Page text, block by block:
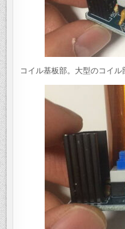
コイル基板部。大型のコイル